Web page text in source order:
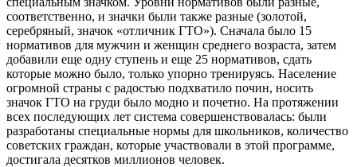
соответственно, и значки были также разные (золотой,
серебряный, значок «отличник ГТО»). Сначала было 15
нормативов для мужчин и женщин среднего возраста, затем
добавили еще одну ступень и еще 25 нормативов, сдать
которые можно было, только упорно тренируясь. Население
огромной страны с радостью подхватило почин, носить
значок ГТО на груди было модно и почетно. На протяжении
всех последующих лет система совершенствовалась: были
разработаны специальные нормы для школьников, количество
советских граждан, которые участвовали в этой программе,
достигала десятков миллионов человек.